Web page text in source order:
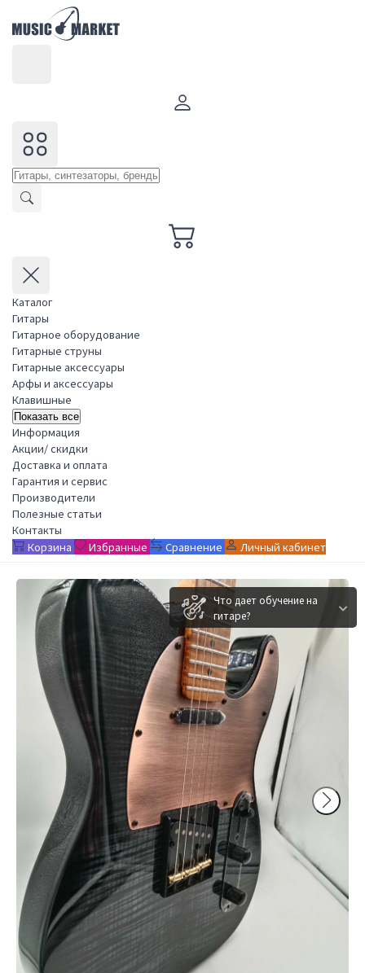
Каталог
Гитары
Гитарное оборудование
Гитарные струны
Гитарные аксессуары
Арфы и аксессуары
Клавишные
Показать все
Информация
Акции/ скидки
Доставка и оплата
Гарантия и сервис
Производители
Полезные статьи
Контакты
Корзина
Избранные Сравнение Личный кабинет
Что дает обучение на
гитаре?